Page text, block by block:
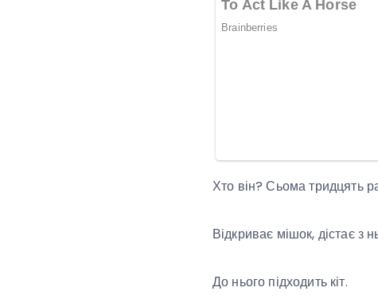
Хто він? Сьома тридцять
Відкриває мішок, дістає з
До нього підходить кіт.